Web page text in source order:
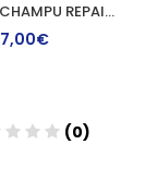
LOVREN CHAMPU REPAIR BLOCKAGEN 250 ML
7,00€
(0)